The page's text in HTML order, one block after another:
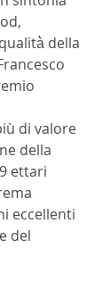
della
di valore
della
ettari
eccellenti
del